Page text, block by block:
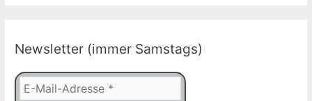
Newsletter (immer Samstags)